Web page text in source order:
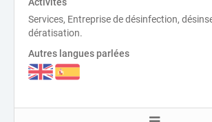
Services, Entreprise de désinfection,
dératisation.
Autres langues parlées